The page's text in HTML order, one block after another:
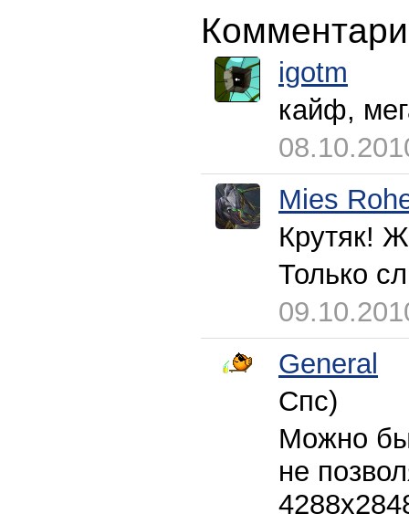
igotm
кайф,
Mies
Крутяк!
Только
General
Спс)
Можно
не